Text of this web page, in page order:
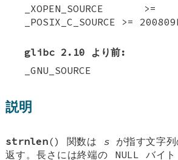
_POSIX_C_SOURCE >=
glibc 2.10 より前:
_GNU_SOURCE
説明
strnlen() 関数は s が指す文字
返す。長さには終端の NULL バ